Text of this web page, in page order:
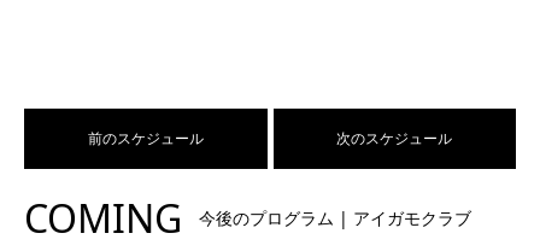
前のスケジュール 次のスケジュール
COMING 今後のプログラム | アイガモクラブ